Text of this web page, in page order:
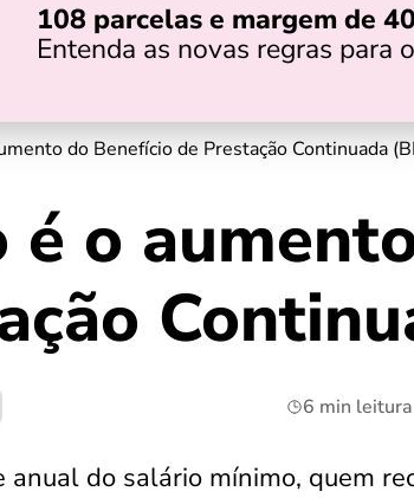
108 parcelas e margem de
Entenda as novas regras para
do Benefício de Prestação Continuada
é o
6 min leitura
anual do salário mínimo, quem